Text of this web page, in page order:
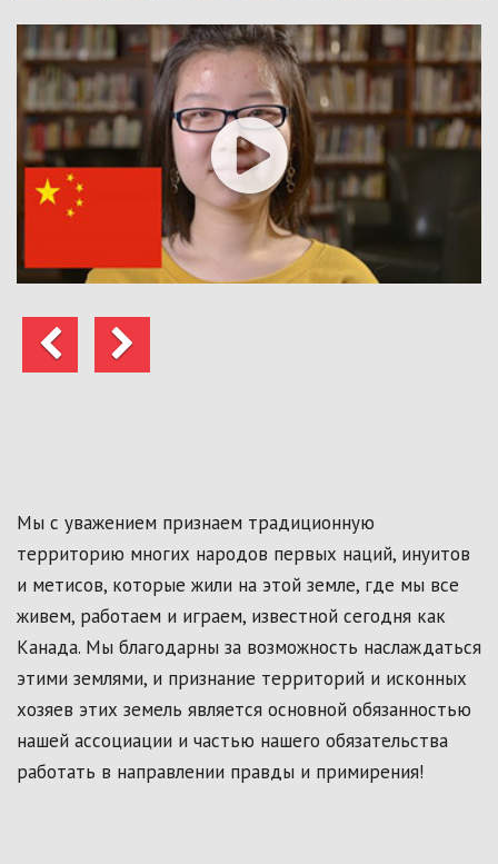
ПредыдущийСледующий
Мы с уважением признаем традиционную
территорию многих народов первых наций, инуитов
и метисов, которые жили на этой земле, где мы все
живем, работаем и играем, известной сегодня как
Канада. Мы благодарны за возможность наслаждаться
этими землями, и признание территорий и исконных
хозяев этих земель является основной обязанностью
нашей ассоциации и частью нашего обязательства
работать в направлении правды и примирения!